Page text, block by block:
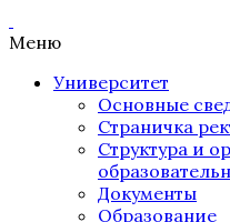
Меню
Университет
Основные
Страничка
Структура и
Документы
Образование